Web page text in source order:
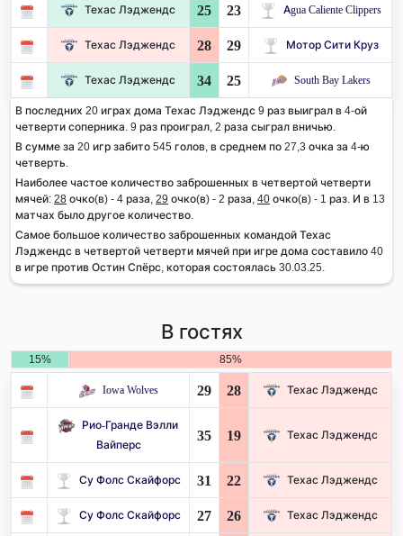
Техас Лэджендс 25 23 Agua Caliente Clippers
Техас Лэджендс 28 29 Мотор Сити Круз
Техас Лэджендс 34 25 South Bay Lakers
В последних 20 играх дома Техас Лэджендс 9 раз выиграл в 4-ой
четверти соперника. 9 раз проиграл, 2 раза сыграл вничью.
В сумме за 20 игр забито 545 голов, в среднем по 27,3 очка за 4-ю
четверть.
Наиболее частое количество заброшенных в четвертой четверти
мячей: 28 очко(в) - 4 раза, 29 очко(в) - 2 раза, 40 очко(в) - 1 раз. И в 13
матчах было другое количество.
Самое большое количество заброшенных командой Техас
Лэджендс в четвертой четверти мячей при игре дома составило 40
в игре против Остин Спёрс, которая состоялась 30.03.25.
В гостях
15% 85%
Iowa Wolves 29 28 Техас Лэджендс
Рио-Гранде Вэлли
Вайперс
35 19 Техас Лэджендс
Су Фолс Скайфорс 31 22 Техас Лэджендс
Су Фолс Скайфорс 27 26 Техас Лэджендс